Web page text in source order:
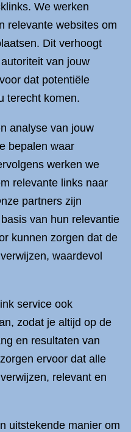
We werken
relevante websites om
Dit verhoogt
van jouw
dat potentiële
terecht komen.
analyse van jouw
bepalen waar
werken we
relevante links naar
partners zijn
van hun relevantie
kunnen zorgen dat de
waardevol
service ook
zodat je altijd op de
en resultaten van
ervoor dat alle
relevant en
uitstekende manier om